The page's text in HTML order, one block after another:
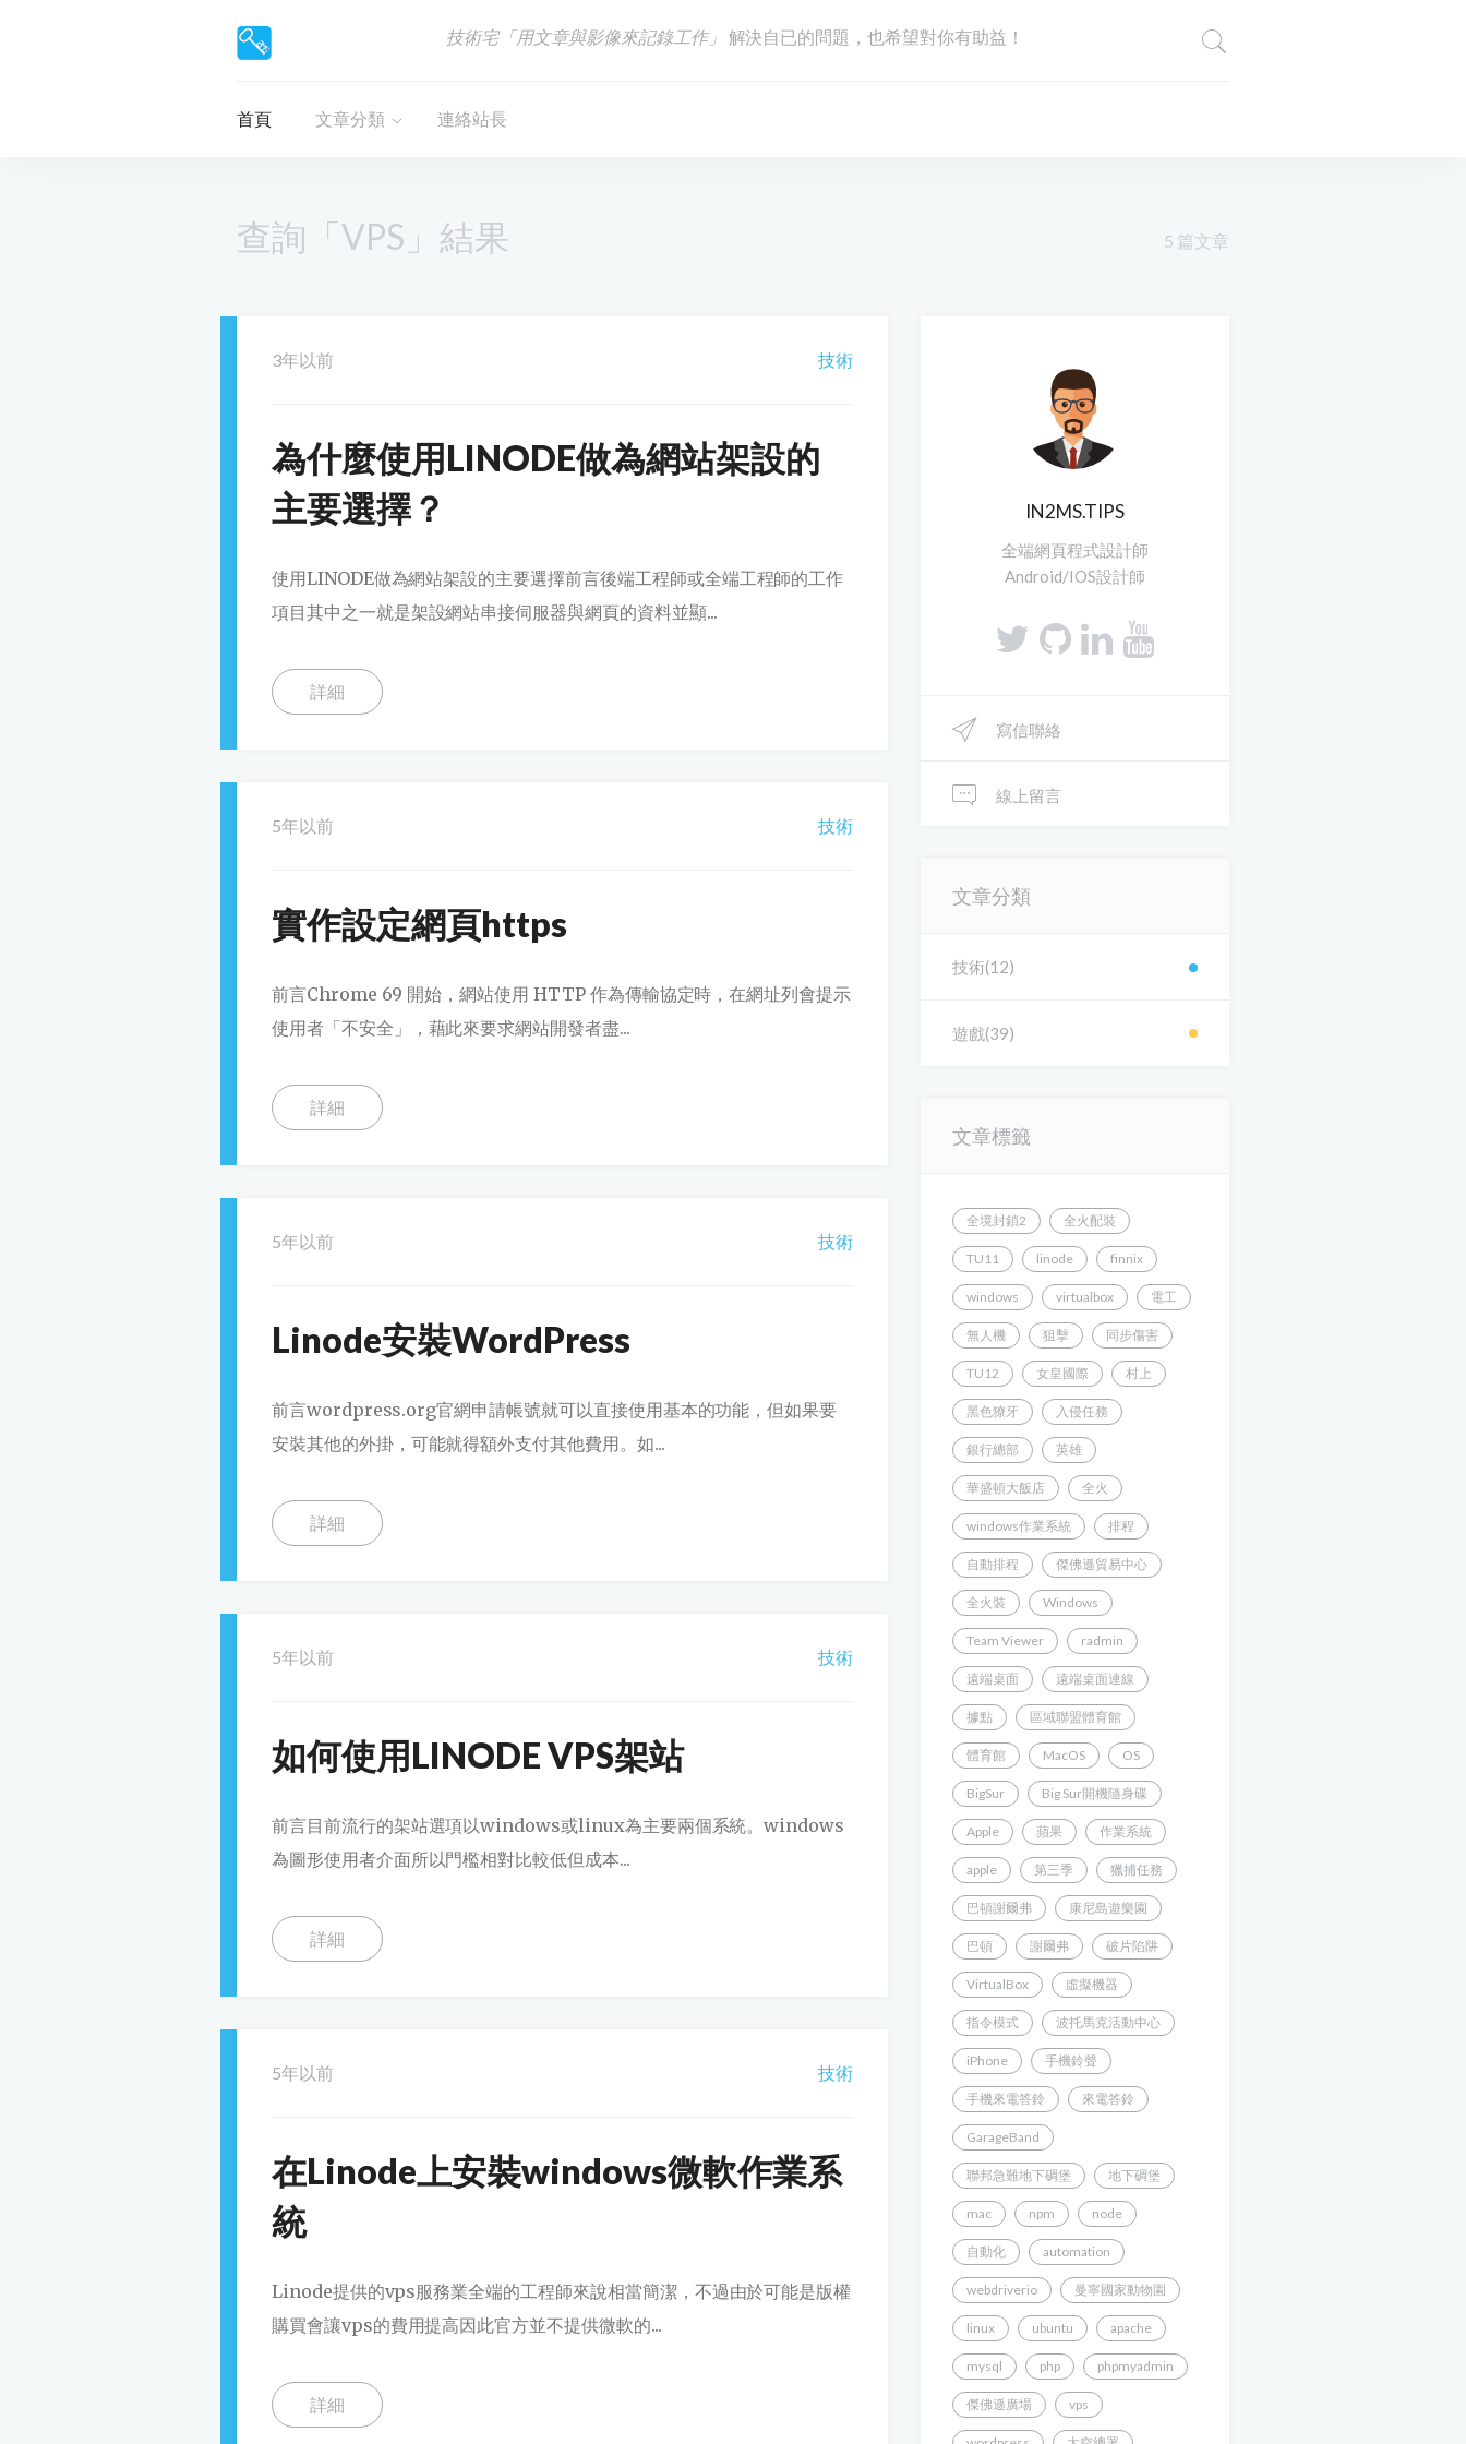
技術宅「用文章與影像來記錄工作」 解決自已的問題，也希望對你有助益！
首頁 文章分類 連絡站長
查詢「VPS」結果 5 篇文章
3年以前 技術
為什麼使用LINODE做為網站架設的
主要選擇？
使用LINODE做為網站架設的主要選擇前言後端工程師或全端工程師的工作
項目其中之一就是架設網站串接伺服器與網頁的資料並顯...
詳細
5年以前 技術
實作設定網頁https
前言Chrome 69 開始，網站使用 HTTP 作為傳輸協定時，在網址列會提示
使用者「不安全」，藉此來要求網站開發者盡...
詳細
5年以前 技術
Linode安裝WordPress
前言wordpress.org官網申請帳號就可以直接使用基本的功能，但如果要
安裝其他的外掛，可能就得額外支付其他費用。如...
詳細
5年以前 技術
如何使用LINODE VPS架站
前言目前流行的架站選項以windows或linux為主要兩個系統。windows
為圖形使用者介面所以門檻相對比較低但成本...
詳細
5年以前 技術
在Linode上安裝windows微軟作業系
統
Linode提供的vps服務業全端的工程師來說相當簡潔，不過由於可能是版權
購買會讓vps的費用提高因此官方並不提供微軟的...
詳細
IN2MS.TIPS
全端網頁程式設計師
Android/IOS設計師
寫信聯絡
線上留言
文章分類
技術(12)
遊戲(39)
文章標籤
全境封鎖2 全火配裝
TU11 linode finnix
windows virtualbox 電工
無人機 狙擊 同步傷害
TU12 女皇國際 村上
黑色獠牙 入侵任務
銀行總部 英雄
華盛頓大飯店 全火
windows作業系統 排程
自動排程 傑佛遜貿易中心
全火裝 Windows
Team Viewer radmin
遠端桌面 遠端桌面連線
據點 區域聯盟體育館
體育館 MacOS OS
BigSur Big Sur開機隨身碟
Apple 蘋果 作業系統
apple 第三季 獵捕任務
巴頓謝爾弗 康尼島遊樂園
巴頓 謝爾弗 破片陷阱
VirtualBox 虛擬機器
指令模式 波托馬克活動中心
iPhone 手機鈴聲
手機來電答鈴 來電答鈴
GarageBand
聯邦急難地下碉堡 地下碉堡
mac npm node
自動化 automation
webdriverio 曼寧國家動物園
linux ubuntu apache
mysql php phpmyadmin
傑佛遜廣場 vps